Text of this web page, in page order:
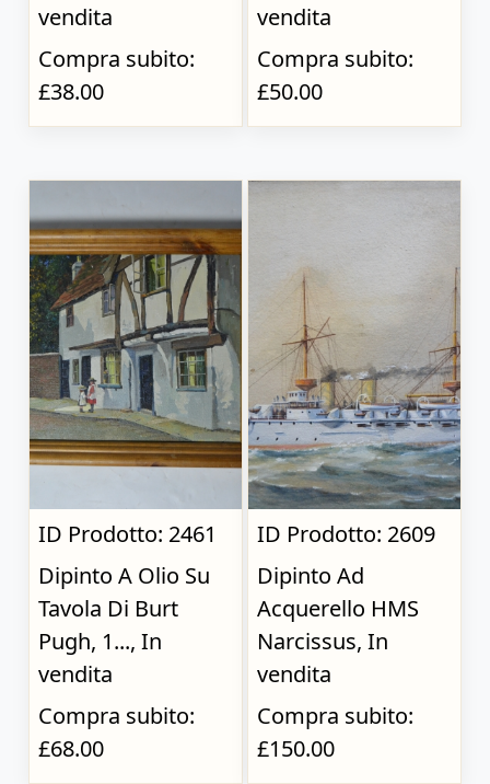
vendita
Compra subito:
£38.00
vendita
Compra subito:
£50.00
ID Prodotto: 2461
Dipinto A Olio Su
Tavola Di Burt
Pugh, 1..., In
vendita
Compra subito:
£68.00
ID Prodotto: 2609
Dipinto Ad
Acquerello HMS
Narcissus, In
vendita
Compra subito:
£150.00